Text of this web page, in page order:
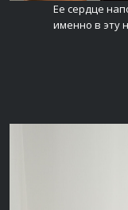
Ее сердце
именно в эту